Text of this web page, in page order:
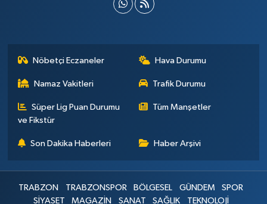
Nöbetçi Eczaneler Hava Durumu
Namaz Vakitleri Trafik Durumu
Süper Lig Puan Durumu
ve Fikstür
Tüm Manşetler
Son Dakika Haberleri Haber Arşivi
TRABZON TRABZONSPOR BÖLGESEL GÜNDEM
SPOR
SİYASET
MAGAZİN SANAT SAĞLIK TEKNOLOJİ